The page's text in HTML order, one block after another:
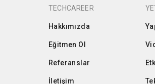
TECHCAREER
Hakkımızda
Eğitmen Ol
Referanslar
İletişim